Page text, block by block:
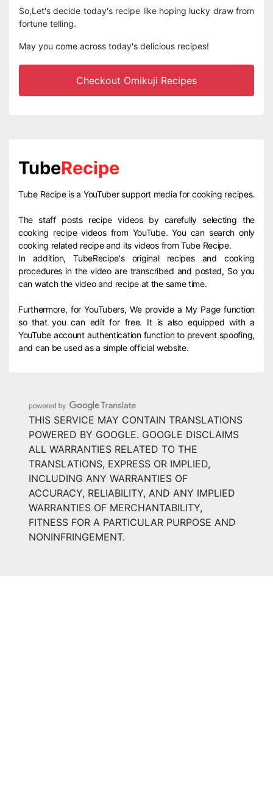
So,Let's decide today's recipe like hoping lucky draw from
fortune telling.
May you come across today's delicious recipes!
Checkout Omikuji Recipes
TubeRecipe
Tube Recipe is a YouTuber support media for cooking recipes.
The staff posts recipe videos by carefully selecting the
cooking recipe videos from YouTube. You can search only
cooking related recipe and its videos from Tube Recipe.
In addition, TubeRecipe's original recipes and cooking
procedures in the video are transcribed and posted, So you
can watch the video and recipe at the same time.
Furthermore, for YouTubers, We provide a My Page function
so that you can edit for free. It is also equipped with a
YouTube account authentication function to prevent spoofing,
and can be used as a simple official website.
THIS SERVICE MAY CONTAIN TRANSLATIONS
POWERED BY GOOGLE. GOOGLE DISCLAIMS
ALL WARRANTIES RELATED TO THE
TRANSLATIONS, EXPRESS OR IMPLIED,
INCLUDING ANY WARRANTIES OF
ACCURACY, RELIABILITY, AND ANY IMPLIED
WARRANTIES OF MERCHANTABILITY,
FITNESS FOR A PARTICULAR PURPOSE AND
NONINFRINGEMENT.